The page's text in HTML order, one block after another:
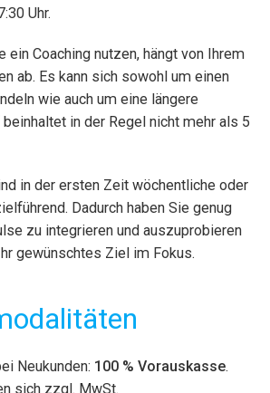
Uhr.
ein Coaching nutzen, hängt von Ihrem
ab. Es kann sich sowohl um einen
wie auch um eine längere
beinhaltet in der Regel nicht mehr als 5
in der ersten Zeit wöchentliche oder
Dadurch haben Sie genug
zu integrieren und auszuprobieren
gewünschtes Ziel im Fokus.
Neukunden: 100 % Vorauskasse.
sich zzgl. MwSt.